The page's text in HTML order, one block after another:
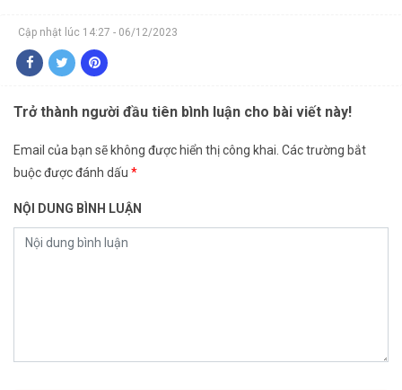
Cập nhật lúc 14:27 - 06/12/2023
Trở thành người đầu tiên bình luận cho bài viết này!
Email của bạn sẽ không được hiển thị công khai. Các trường bắt
buộc được đánh dấu *
NỘI DUNG BÌNH LUẬN